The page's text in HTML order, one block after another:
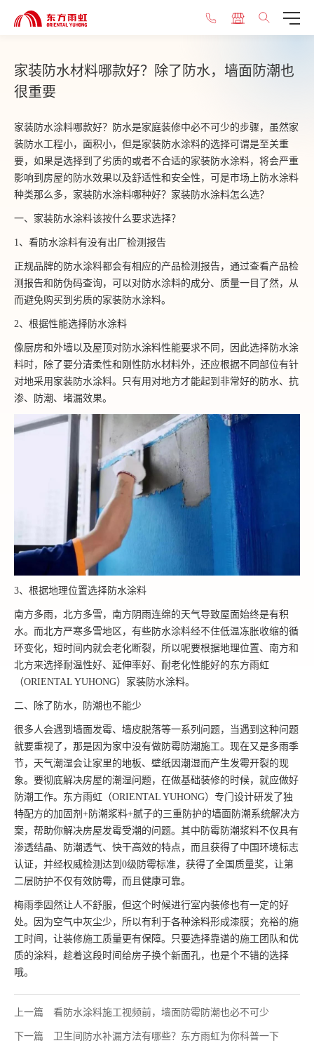
家装防水材料哪款好？除了防水，墙面防潮也
很重要
家装防水涂料哪款好？防水是家庭装修中必不可少的步骤，虽然家
装防水工程小，面积小，但是家装防水涂料的选择可谓是至关重
要，如果是选择到了劣质的或者不合适的家装防水涂料，将会严重
影响到房屋的防水效果以及舒适性和安全性，可是市场上防水涂料
种类那么多，家装防水涂料哪种好？家装防水涂料怎么选？
一、家装防水涂料该按什么要求选择？
1、看防水涂料有没有出厂检测报告
正规品牌的防水涂料都会有相应的产品检测报告，通过查看产品检
测报告和防伪码查询，可以对防水涂料的成分、质量一目了然，从
而避免购买到劣质的家装防水涂料。
2、根据性能选择防水涂料
像厨房和外墙以及屋顶对防水涂料性能要求不同，因此选择防水涂
料时，除了要分清柔性和刚性防水材料外，还应根据不同部位有针
对地采用家装防水涂料。只有用对地方才能起到非常好的防水、抗
渗、防潮、堵漏效果。
3、根据地理位置选择防水涂料
南方多雨，北方多雪，南方阴雨连绵的天气导致屋面始终是有积
水。而北方严寒多雪地区，有些防水涂料经不住低温冻胀收缩的循
环变化，短时间内就会老化断裂，所以呢要根据地理位置、南方和
北方来选择耐温性好、延伸率好、耐老化性能好的东方雨虹
（ORIENTAL YUHONG）家装防水涂料。
二、除了防水，防潮也不能少
很多人会遇到墙面发霉、墙皮脱落等一系列问题，当遇到这种问题
就要重视了，那是因为家中没有做防霉防潮施工。现在又是多雨季
节，天气潮湿会让家里的地板、壁纸因潮湿而产生发霉开裂的现
象。要彻底解决房屋的潮湿问题，在做基础装修的时候，就应做好
防潮工作。东方雨虹（ORIENTAL YUHONG）专门设计研发了独
特配方的加固剂+防潮浆料+腻子的三重防护的墙面防潮系统解决方
案，帮助你解决房屋发霉受潮的问题。其中防霉防潮浆料不仅具有
渗透结晶、防潮透气、快干高效的特点，而且获得了中国环境标志
认证，并经权威检测达到0级防霉标准，获得了全国质量奖，让第
二层防护不仅有效防霉，而且健康可靠。
梅雨季固然让人不舒服，但这个时候进行室内装修也有一定的好
处。因为空气中灰尘少，所以有利于各种涂料形成漆膜；充裕的施
工时间，让装修施工质量更有保障。只要选择靠谱的施工团队和优
质的涂料，趁着这段时间给房子换个新面孔，也是个不错的选择
哦。
上一篇 看防水涂料施工视频前，墙面防霉防潮也必不可少
下一篇 卫生间防水补漏方法有哪些？东方雨虹为你科普一下